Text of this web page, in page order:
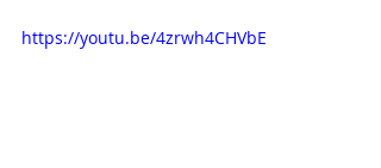
https://youtu.be/4zrwh4CHVbE